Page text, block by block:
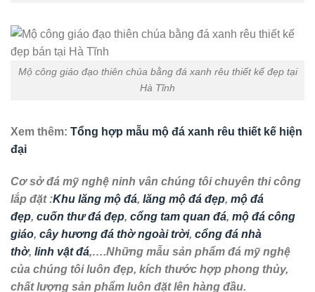
Mộ công giáo đạo thiên chúa bằng đá xanh rêu thiết kế đẹp tại
Hà Tĩnh
Xem thêm: Tổng hợp mẫu mộ đá xanh rêu thiết kế hiện
đại
Cơ sở đá mỹ nghệ ninh vân chúng tôi chuyên thi công
lắp đặt :Khu lăng mộ đá, lăng mộ đá đẹp, mộ đá
đẹp, cuốn thư đá đẹp, cổng tam quan đá, mộ đá công
giáo, cây hương đá thờ ngoài trời, cổng đá nhà
thờ, linh vật đá,….Những mẫu sản phẩm đá mỹ nghệ
của chúng tôi luôn đẹp, kích thước hợp phong thủy,
chất lượng sản phẩm luôn đặt lên hàng đầu.